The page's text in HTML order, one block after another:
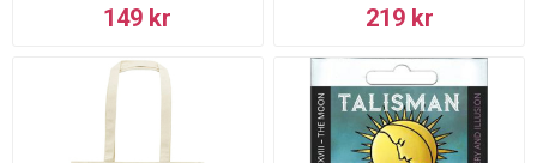
149 kr 219 kr